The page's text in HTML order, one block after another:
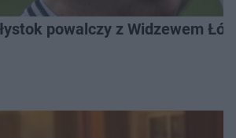
powalczy z Widzewem